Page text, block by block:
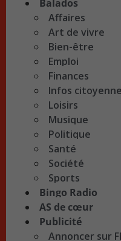
Balados
Affaires
Art de vivre
Bien-être
Emploi
Finances
Infos
Loisirs
Musique
Politique
Santé
Société
Sports
Bingo Radio
AS de cœur
Publicité
Annoncer sur